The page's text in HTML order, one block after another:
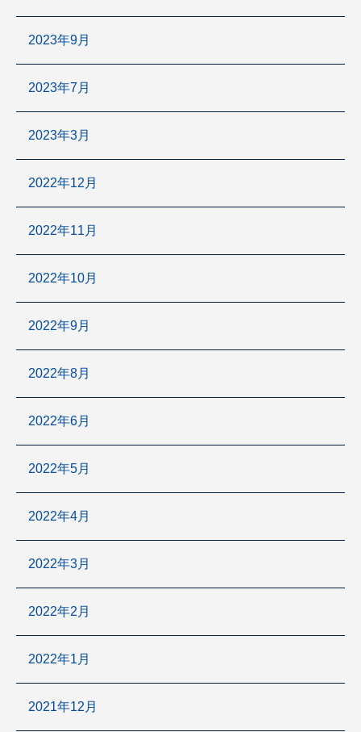
2023年9月
2023年7月
2023年3月
2022年12月
2022年11月
2022年10月
2022年9月
2022年8月
2022年6月
2022年5月
2022年4月
2022年3月
2022年2月
2022年1月
2021年12月